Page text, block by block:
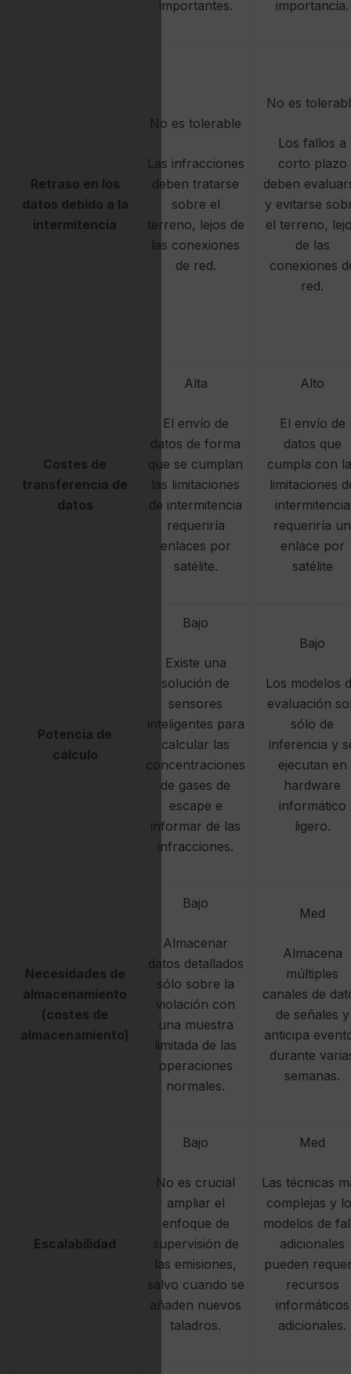
importantes. importancia.
Retraso en los
datos debido a la
intermitencia
No es tolerable
Las infracciones
deben tratarse
sobre el
terreno, lejos de
las conexiones
de red.
No es
Los fallos a
corto plazo
deben
y evitarse
el terreno,
de las
conexiones
red.
Costes de
transferencia de
datos
Alta
El envío de
datos de forma
que se cumplan
las limitaciones
de intermitencia
requeriría
enlaces por
satélite.
Alto
El envío de
datos que
cumpla con
limitaciones
intermitencia
requeriría un
enlace por
satélite
Potencia de
cálculo
Bajo
Existe una
solución de
sensores
inteligentes para
calcular las
concentraciones
de gases de
escape e
informar de las
infracciones.
Bajo
Los modelos
evaluación
sólo de
inferencia y
ejecutan en
hardware
informático
ligero.
Necesidades de
almacenamiento
(costes de
almacenamiento)
Bajo
Almacenar
datos detallados
sólo sobre la
violación con
una muestra
limitada de las
operaciones
normales.
Med
Almacena
múltiples
canales de
de señales y
anticipa
durante
semanas.
Escalabilidad
Bajo
No es crucial
ampliar el
enfoque de
supervisión de
las emisiones,
salvo cuando se
añaden nuevos
taladros.
Med
Las técnicas
complejas y
modelos de
adicionales
pueden
recursos
informáticos
adicionales.